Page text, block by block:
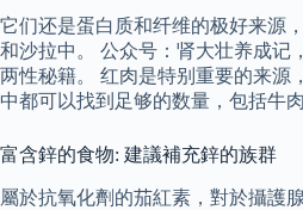
它们还是蛋白质和纤维的极好来源
和沙拉中。 公众号：肾大壮养成记
两性秘籍。 红肉是特别重要的来源
中都可以找到足够的数量，包括牛
富含鋅的食物: 建議補充鋅的族群
屬於抗氧化劑的茄紅素，對於攝護